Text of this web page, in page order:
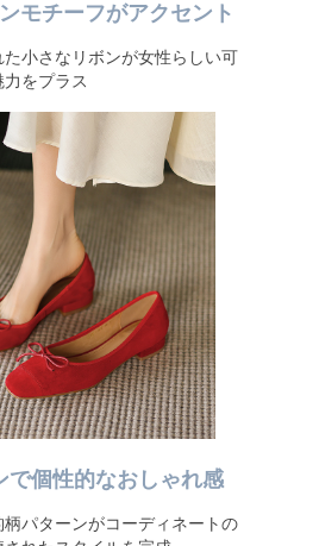
モチーフがアクセント
小さなリボンが女性らしい可
をプラス
で個性的なおしゃれ感
柄パターンがコーディネートの